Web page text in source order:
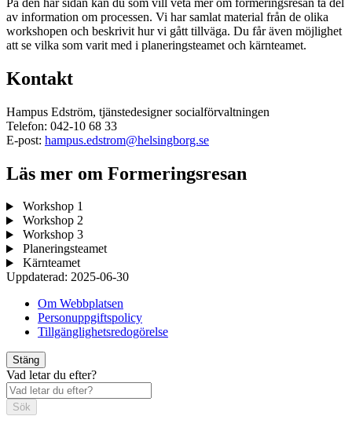
av information om processen. Vi har samlat material från de olika
workshopen och beskrivit hur vi gått tillväga. Du får även möjlighet
att se vilka som varit med i planeringsteamet och kärnteamet.
Kontakt
Hampus Edström, tjänstedesigner socialförvaltningen
Telefon: 042-10 68 33
E-post: hampus.edstrom@helsingborg.se
Läs mer om Formeringsresan
Workshop 1
Workshop 2
Workshop 3
Planeringsteamet
Kärnteamet
Uppdaterad: 2025-06-30
Om Webbplatsen
Personuppgiftspolicy
Tillgänglighetsredogörelse
Stäng
Vad letar du efter?
Sök